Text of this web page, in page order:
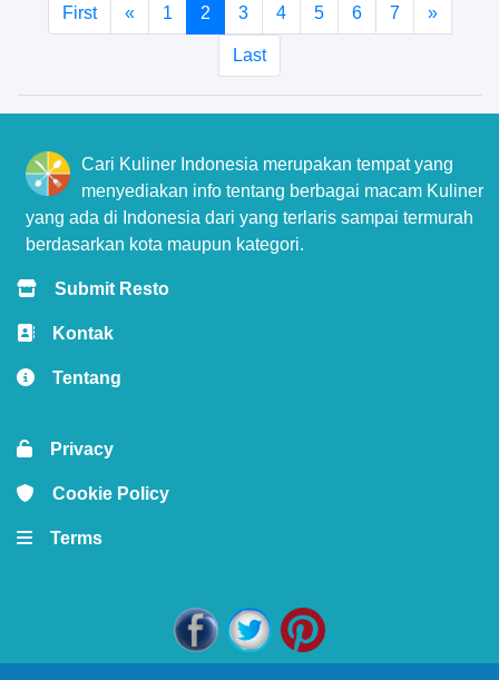
First « 1 2 3 4 5 6 7 »
Last
Cari Kuliner Indonesia merupakan tempat yang
menyediakan info tentang berbagai macam Kuliner
yang ada di Indonesia dari yang terlaris sampai termurah
berdasarkan kota maupun kategori.
Submit Resto
Kontak
Tentang
Privacy
Cookie Policy
Terms